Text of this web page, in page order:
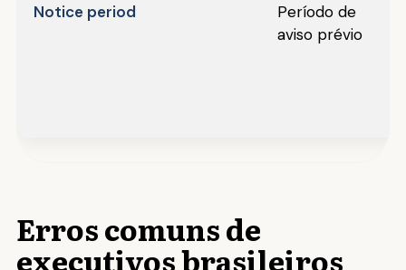
Notice period
Período de
aviso prévio
Erros comuns de
executivos brasileiros